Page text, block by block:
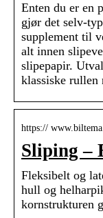
Enten du er en
gjør det selv-
supplement til
alt innen
slipepapir.
klassiske
https://
Sliping –
Fleksibelt og
hull og
kornstrukturen